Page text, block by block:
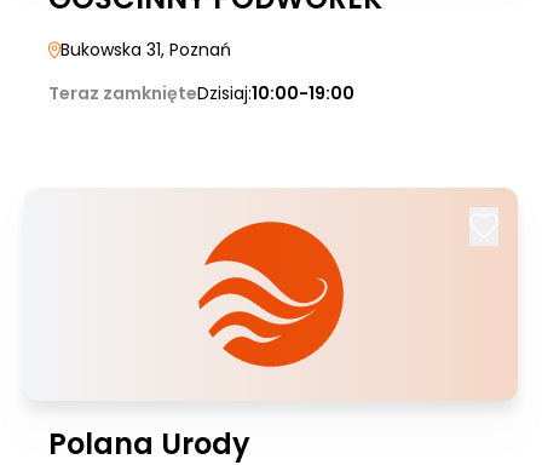
Bukowska 31, Poznań
Teraz zamknięteDzisiaj:10:00-19:00
Polana Urody